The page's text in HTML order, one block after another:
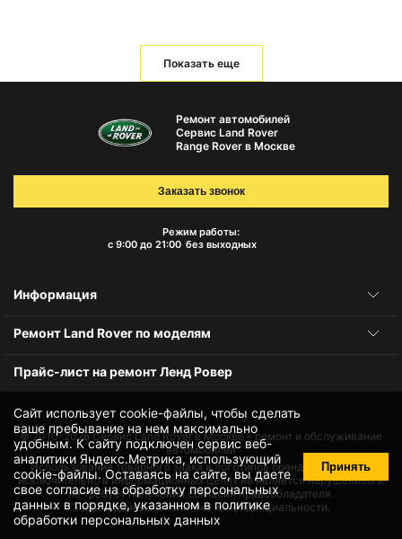
Показать еще
Сайт использует cookie-файлы, чтобы сделать
ваше пребывание на нем максимально
удобным. К cайту подключен сервис веб-
аналитики Яндекс.Метрика, использующий
cookie-файлы. Оставаясь на сайте, вы даете
своесогласие на обработку персональных
данных в порядке, указанном в политике
обработки персональных данных
Принять
Ремонт автомобилей
Сервис Land Rover
Range Rover в Москве
Режим работы:
с 9:00 до 21:00 без выходных
Заказать звонок
Информация
Ремонт Land Rover по моделям
Прайс-лист на ремонт Ленд Ровер
© 2010-2026Сервис Land Rover в Москве – ремонт и обслуживание
автомобилей
Использование товарного знака и логотипов бренда происходит
исключительно в информационных целях не является нарушением и
не требует получения согласия правообладателя.
Защита данных и политика конфиденциальности.